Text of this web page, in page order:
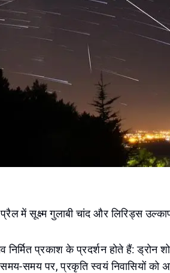
में सूक्ष्म गुलाबी चांद और लिरिड्स
प्रकाश के प्रदर्शन होते हैं: ड्रोन
समय पर, प्रकृति स्वयं निवासियों को